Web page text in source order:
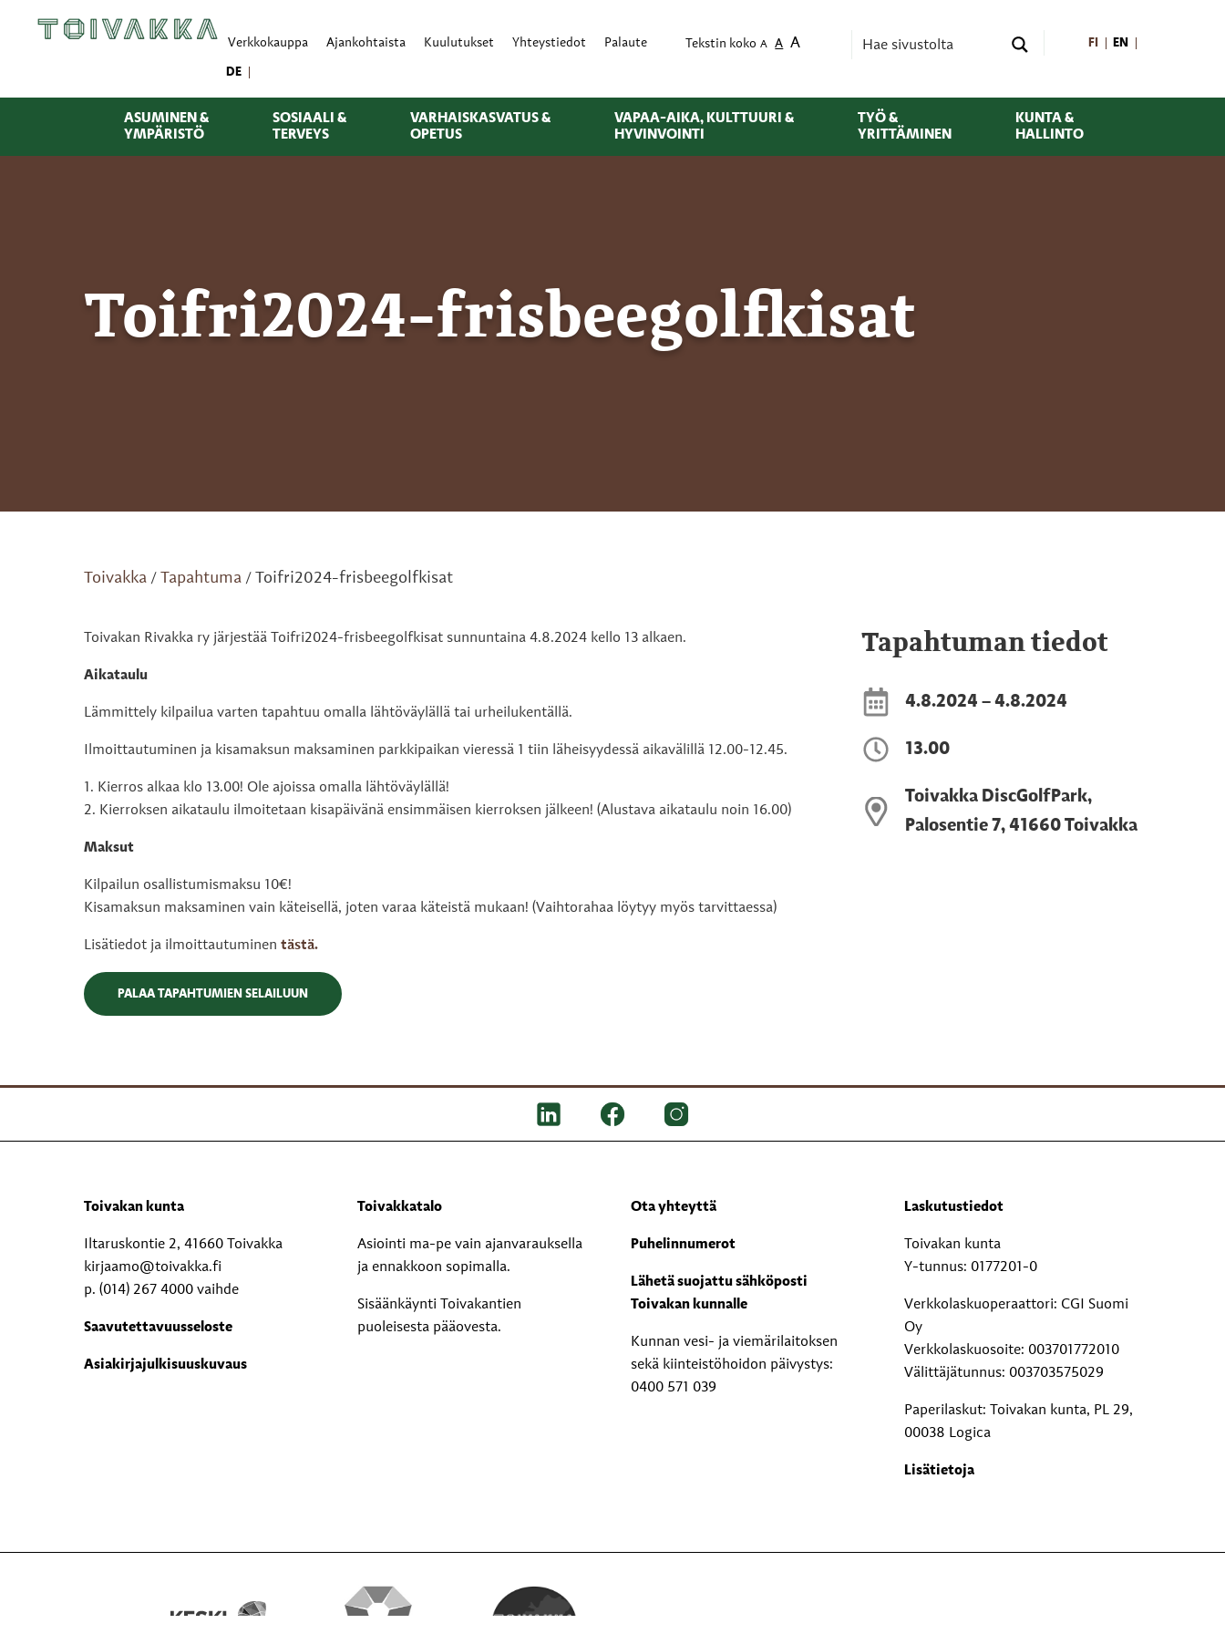
Verkkokauppa Ajankohtaista Kuulutukset Yhteystiedot Palaute Tekstin koko A A A FI EN
DE
ASUMINEN &
YMPÄRISTÖ
SOSIAALI &
TERVEYS
VARHAISKASVATUS &
OPETUS
VAPAA-AIKA, KULTTUURI &
HYVINVOINTI
TYÖ &
YRITTÄMINEN
KUNTA &
HALLINTO
Toifri2024-frisbeegolfkisat
Toivakka / Tapahtuma / Toifri2024-frisbeegolfkisat
Toivakan Rivakka ry järjestää Toifri2024-frisbeegolfkisat sunnuntaina 4.8.2024 kello 13 alkaen.
Aikataulu
Lämmittely kilpailua varten tapahtuu omalla lähtöväylällä tai urheilukentällä.
Ilmoittautuminen ja kisamaksun maksaminen parkkipaikan vieressä 1 tiin läheisyydessä aikavälillä 12.00-12.45.
1. Kierros alkaa klo 13.00! Ole ajoissa omalla lähtöväylällä!
2. Kierroksen aikataulu ilmoitetaan kisapäivänä ensimmäisen kierroksen jälkeen! (Alustava aikataulu noin 16.00)
Maksut
Kilpailun osallistumismaksu 10€!
Kisamaksun maksaminen vain käteisellä, joten varaa käteistä mukaan! (Vaihtorahaa löytyy myös tarvittaessa)
Lisätiedot ja ilmoittautuminen tästä.
PALAA TAPAHTUMIEN SELAILUUN
Tapahtuman tiedot
4.8.2024 – 4.8.2024
13.00
Toivakka DiscGolfPark,
Palosentie 7, 41660 Toivakka
Toivakan kunta
Iltaruskontie 2, 41660 Toivakka
kirjaamo@toivakka.fi
p. (014) 267 4000 vaihde
Saavutettavuusseloste
Asiakirjajulkisuuskuvaus
Toivakkatalo
Asiointi ma-pe vain ajanvarauksella
ja ennakkoon sopimalla.
Sisäänkäynti Toivakantien
puoleisesta pääovesta.
Ota yhteyttä
Puhelinnumerot
Lähetä suojattu sähköposti
Toivakan kunnalle
Kunnan vesi- ja viemärilaitoksen
sekä kiinteistöhoidon päivystys:
0400 571 039
Laskutustiedot
Toivakan kunta
Y-tunnus: 0177201-0
Verkkolaskuoperaattori: CGI Suomi
Oy
Verkkolaskuosoite: 003701772010
Välittäjätunnus: 003703575029
Paperilaskut: Toivakan kunta, PL 29,
00038 Logica
Lisätietoja